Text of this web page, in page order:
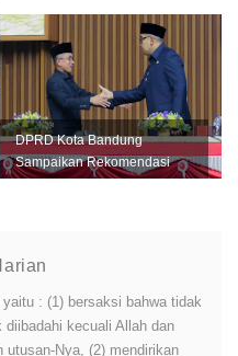
DPRD Kota Bandung
Sampaikan Rekomendasi
: (1) bersaksi bahwa tidak
kecuali Allah dan
utusan-Nya, (2) mendirikan